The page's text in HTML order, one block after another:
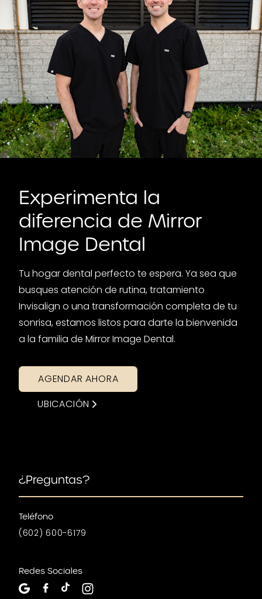
Experimenta la
diferencia de Mirror
Image Dental
Tu hogar dental perfecto te espera. Ya sea que
busques atención de rutina, tratamiento
Invisalign o una transformación completa de tu
sonrisa, estamos listos para darte la bienvenida
a la familia de Mirror Image Dental.
AGENDAR AHORA
UBICACIÓN
¿Preguntas?
Teléfono
(602) 600-6179
Redes Sociales